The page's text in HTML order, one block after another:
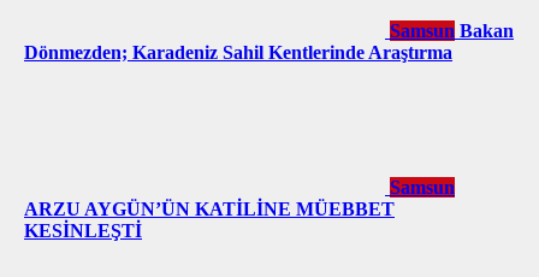
Samsun Bakan
Dönmezden; Karadeniz Sahil Kentlerinde Araştırma
Samsun
ARZU AYGÜN’ÜN KATİLİNE MÜEBBET
KESİNLEŞTİ